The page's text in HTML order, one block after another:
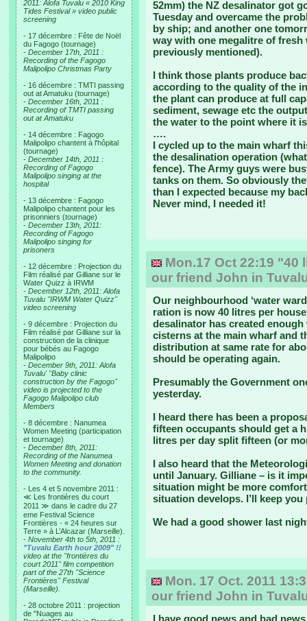
2011: Alofa Tuvalu « 2010 King
Tides Festival » video public
screening
- 17 décembre : Fête de Noël
du Fagogo (tournage)
- December 17th, 2011 :
Recording of the Fagogo
Malipolipo Christmas Party
- 16 décembre : TMTI passing
out at Amatuku (tournage)
- December 16th, 2011 :
Recording of TMTI passing
out at Amatuku
- 14 décembre : Fagogo
Malipolipo chantent à l'hôpital
(tournage)
- December 14th, 2011 :
Recording of Fagogo
Malipolipo singing at the
hospital
- 13 décembre : Fagogo
Malipolipo chantent pour les
prisonniers (tournage)
- December 13th, 2011:
Recording of Fagogo
Malipolipo singing for
prisoners
- 12 décembre : Projection du
Film réalisé par Gilliane sur le
Water Quizz à IRWM
- December 12th, 2011: Alofa
Tuvalu "IRWM Water Quizz"
video screening
- 9 décembre : Projection du
Film réalisé par Gilliane sur la
construction de la clinique
pour bébés au Fagogo
Malipolipo
- December 9th, 2011: Alofa
Tuvalu' "Baby clinic
construction by the Fagogo"
video is projected to the
Fagogo Malipolipo club
Members
- 8 décembre : Nanumea
Women Meeting (participation
et tournage)
- December 8th, 2011:
Recording of the Nanumea
Women Meeting and donation
to the community.
- Les 4 et 5 novembre 2011 :
≪ Les frontières du court
2011 ≫ dans le cadre du 27
eme Festival Science
Frontières - « 24 heures sur
Terre » à L’Alcazar (Marseille).
- November 4th to 5th, 2011 :
"Tuvalu Earth hour 2009" !!
video at the "frontières du
court 2011" film competition
part of the 27th "Science
Frontières" Festival
(Marseille).
- 28 octobre 2011 : projection
de "Nuages au
52mm) the NZ desalinator got
Tuesday and overcame the
by ship; and another one
way with one megalitre of
previously mentioned).
I think those plants produce
according to the quality of the
the plant can produce at full
sediment, sewage etc the
the water to the point where it
….
I cycled up to the main wharf
the desalination operation
fence). The Army guys were
tanks on them. So obviously
than I expected because my
Never mind, I needed it!
Mon.17 Oct 22:19
our friend John in
Our neighbourhood ‘water
ration is now 40 litres per
desalinator has created
cisterns at the main wharf and
distribution at same rate for
should be operating again.
Presumably the Government
yesterday.
I heard there has been a
fifteen occupants should get a
litres per day split fifteen (or
I also heard that the
until January. Gilliane – is it
situation might be more
situation develops. I’ll keep you
We had a good shower last
Mon. 17 Oct. 2011
our friend John in
I have good news and bad